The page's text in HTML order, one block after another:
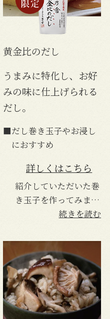
黄金比のだし
うまみに特化し、お好
みの味に仕上げられる
だし。
■だし巻き玉子やお浸し
におすすめ
詳しくはこちら
紹介していただいた巻
き玉子を作ってみまし
た。今まで作っただし
く出来ました。
続きを読む